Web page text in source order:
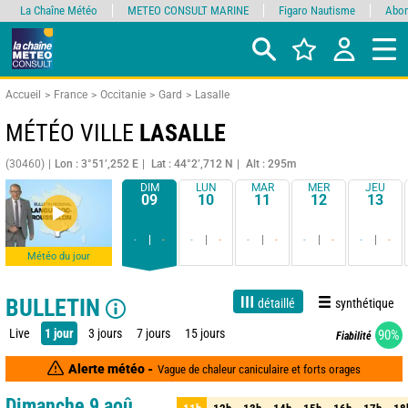
Accueil France Occitanie Gard Lasalle
MÉTÉO VILLE LASALLE
(30460) Lon : 3°51’,252 E Lat : 44°2’,712 N Alt : 295m
Météo du jour
DIM
09
- -
LUN
10
- -
MAR
11
- -
MER
12
- -
JEU
13
- -
BULLETIN détaillé synthétique
Live 1 jour 3 jours 7 jours 15 jours Fiabilité 90%
Alerte météo - Vague de chaleur caniculaire et forts orages
La Chaîne Météo METEO CONSULT MARINE Figaro Nautisme